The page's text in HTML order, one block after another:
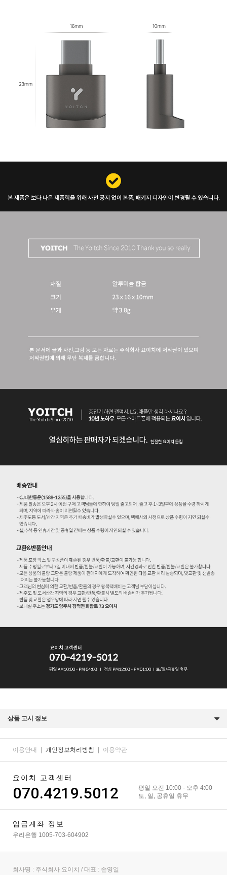
상품 고시 정보
이용안내 개인정보처리방침 이용약관
요이치 고객센터
070.4219.5012
평일 오전 10:00 - 오후 4:00
토, 일, 공휴일 휴무
입금계좌 정보
우리은행 1005-703-604902
회사명 : 주식회사 요이치 / 대표 : 손영일